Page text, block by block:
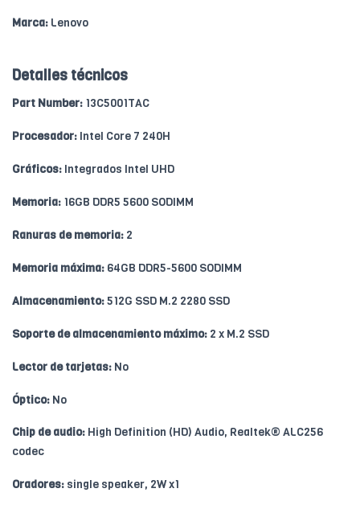
Marca: Lenovo
Detalles técnicos
Part Number: 13C5001TAC
Procesador: Intel Core 7 240H
Gráficos: Integrados Intel UHD
Memoria: 16GB DDR5 5600 SODIMM
Ranuras de memoria: 2
Memoria máxima: 64GB DDR5-5600 SODIMM
Almacenamiento:512G SSD M.2 2280 SSD
Soporte de almacenamiento máximo: 2 x M.2 SSD
Lector de tarjetas: No
Óptico: No
Chip de audio: High Definition (HD) Audio, Realtek® ALC256
codec
Oradores: single speaker, 2W x1